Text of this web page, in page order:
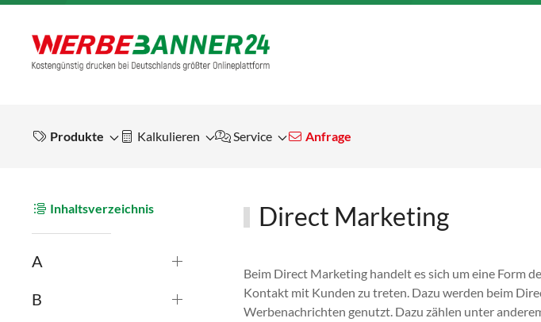
Produkte Kalkulieren Service Anfrage
Inhaltsverzeichnis
A
B
Direct Marketing
Beim Direct Marketing handelt es sich um eine Form
Kontakt mit Kunden zu treten. Dazu werden beim
Werbenachrichten genutzt. Dazu zählen unter